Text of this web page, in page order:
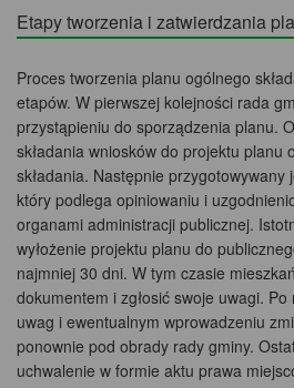
Etapy tworzenia i zatwierdzania
Proces tworzenia planu ogólnego
etapów. W pierwszej kolejności rada
przystąpieniu do sporządzenia planu.
składania wniosków do projektu planu
składania. Następnie
który podlega opiniowaniu i
organami administracji publicznej.
wyłożenie projektu planu do
najmniej 30 dni. W tym czasie
dokumentem i zgłosić swoje uwagi.
uwag i ewentualnym wprowadzeniu
ponownie pod obrady rady gminy.
uchwalenie w formie aktu prawa